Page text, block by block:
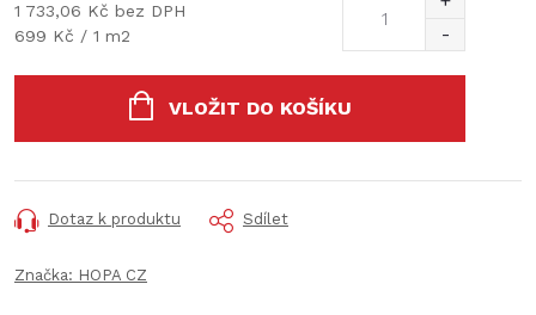
1 733,06 Kč bez DPH
Měrná
699 Kč / 1 m2
VLOŽIT DO KOŠÍKU
Dotaz k produktu Sdílet
Značka: HOPA CZ